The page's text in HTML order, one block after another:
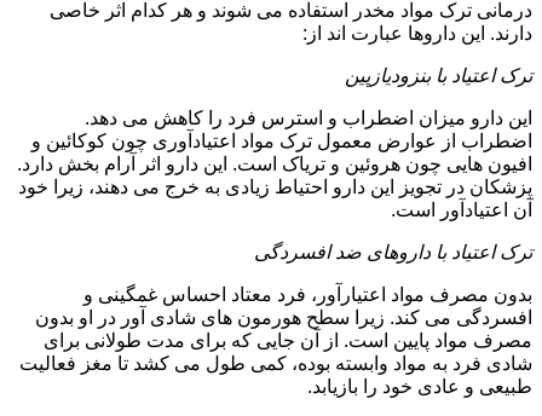
درمانی ترک مواد مخدر استفاده می شوند و هر کدام اثر خاصی
دارند. این داروها عبارت اند از:
ترک اعتیاد با بنزودیازپین
این دارو میزان اضطراب و استرس فرد را کاهش می دهد.
اضطراب از عوارض معمول ترک مواد اعتیادآوری چون کوکائین و
افیون هایی چون هروئین و تریاک است. این دارو اثر آرام بخش دارد.
پزشکان در تجویز این دارو احتیاط زیادی به خرج می دهند، زیرا خود
آن اعتیادآور است.
ترک اعتیاد با داروهای ضد افسردگی
بدون مصرف مواد اعتیارآور، فرد معتاد احساس غمگینی و
افسردگی می کند. زیرا سطح هورمون های شادی آور در او بدون
مصرف مواد پایین است. از آن جایی که برای مدت طولانی برای
شادی فرد به مواد وابسته بوده، کمی طول می کشد تا مغز فعالیت
طبیعی و عادی خود را بازیابد.